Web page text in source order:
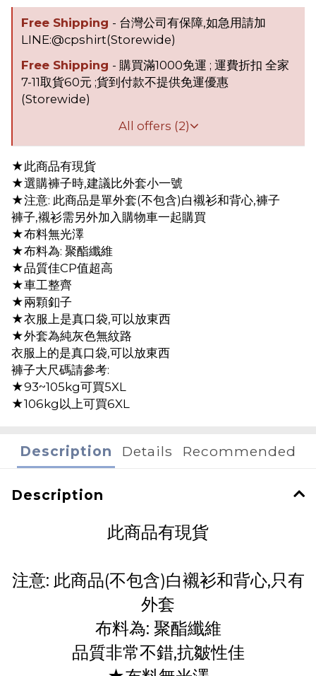
Free Shipping - 台灣公司有保障,如急用請加
LINE:@cpshirt(Storewide)
Free Shipping - 購買滿1000免運 ; 運費折扣 全家
7-11取貨60元 ;貨到付款不提供免運優惠
(Storewide)
All offers (2)
★此商品有現貨
★選購褲子時,建議比外套小一號
★注意: 此商品是單外套(不包含)白襯衫和背心,褲子
褲子,襯衫需另外加入購物車一起購買
★布料無光澤
★布料為: 聚酯纖維
★品質佳CP值超高
★車工整齊
★兩顆釦子
★衣服上是真口袋,可以放東西
★外套為純灰色無紋路
衣服上的是真口袋,可以放東西
褲子大尺碼請參考:
★93~105kg可買5XL
★106kg以上可買6XL
Description Details Recommended
Description
此商品有現貨
注意: 此商品(不包含)白襯衫和背心,只有
外套
布料為: 聚酯纖維
品質非常不錯,抗皺性佳